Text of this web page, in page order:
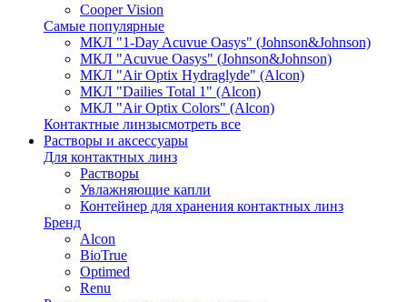
Cooper Vision
Самые популярные
МКЛ "1-Day Acuvue Oasys" (Johnson&Johnson)
МКЛ "Acuvue Oasys" (Johnson&Johnson)
МКЛ "Air Optix Hydraglyde" (Alcon)
МКЛ "Dailies Total 1" (Alcon)
МКЛ "Air Optix Colors" (Alcon)
Контактные линзысмотреть все
Растворы и аксессуары
Для контактных линз
Растворы
Увлажняющие капли
Контейнер для хранения контактных линз
Бренд
Alcon
BioTrue
Optimed
Renu